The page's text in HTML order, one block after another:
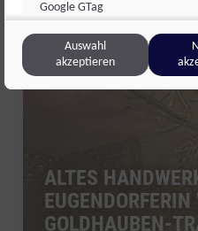
ALTES
GOLDHAUBEN-
Google GTag
Google Ireland Limited, Irland
Sonstige Inhalte(nicht IAB) (2)
Vimeo Inc., USA
YouTube
Google Ireland Limited, Irland
Auswahl
akzeptieren